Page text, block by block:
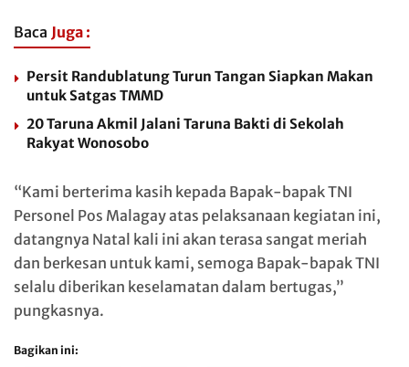
Baca Juga :
Persit Randublatung Turun Tangan Siapkan Makan
untuk Satgas TMMD
20 Taruna Akmil Jalani Taruna Bakti di Sekolah
Rakyat Wonosobo
“Kami berterima kasih kepada Bapak-bapak TNI
Personel Pos Malagay atas pelaksanaan kegiatan ini,
datangnya Natal kali ini akan terasa sangat meriah
dan berkesan untuk kami, semoga Bapak-bapak TNI
selalu diberikan keselamatan dalam bertugas,”
pungkasnya.
Bagikan ini: